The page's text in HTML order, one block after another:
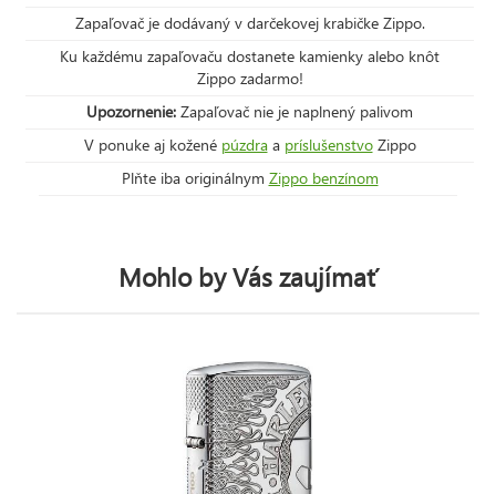
Zapaľovač je dodávaný v darčekovej krabičke Zippo.
Ku každému zapaľovaču dostanete kamienky alebo knôt
Zippo zadarmo!
Upozornenie: Zapaľovač nie je naplnený palivom
V ponuke aj kožené púzdraa príslušenstvoZippo
Plňte iba originálnym Zippo benzínom
Mohlo by Vás zaujímať